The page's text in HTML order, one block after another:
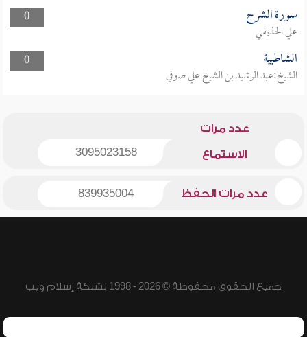
0
سورة الشرح
علي الحذيفي
0
الشاطبية
الشيخ:عبد الرشيد بن الشيخ علي صوفي
عدد مرات
الاستماع 3095023158
عدد مرات الحفظ 839935004
جميع الحقوق محفوظة © 2026 - 1998 لشبكة إسلام ويب